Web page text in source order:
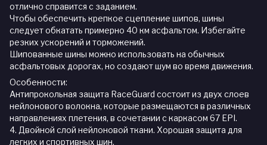
отлично справится с заданием.
Чтобы обеспечить крепкое сцепление шипов, шины
следует обкатать примерно 40 км асфальтом. Избегайте
резких ускорений и торможений.
Шипованные шины можно использовать на обычных
асфальтовых дорогах, но создают шум во время движения.
Особенности:
Антипрокольная защита RaceGuard состоит из двух слоев
нейлонового волокна, которые размещаются в различных
направлениях плетения, в сочетании с каркасом 67 EPI.
4. Двойной слой нейлоновой ткани. Хорошая защита для
легких и спортивных шин.